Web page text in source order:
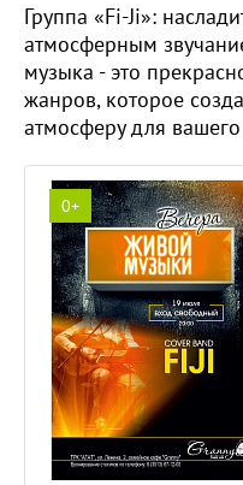
Группа «Fi-Ji»:
атмосферным
музыка - это
жанров, которое
атмосферу для
0+